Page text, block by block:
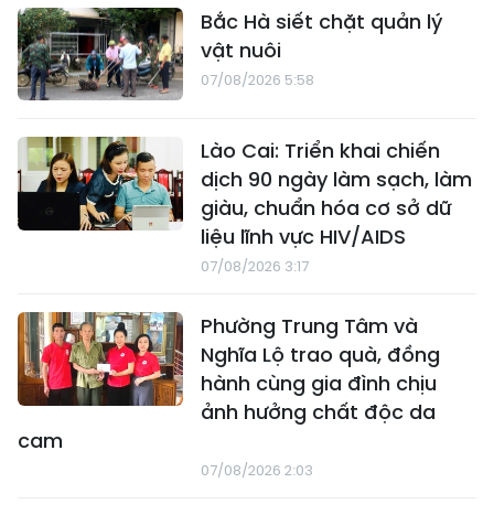
Bắc Hà siết chặt quản lý
vật nuôi
07/08/2026 5:58
Lào Cai: Triển khai chiến
dịch 90 ngày làm sạch, làm
giàu, chuẩn hóa cơ sở dữ
liệu lĩnh vực HIV/AIDS
07/08/2026 3:17
Phường Trung Tâm và
Nghĩa Lộ trao quà, đồng
hành cùng gia đình chịu
ảnh hưởng chất độc da
cam
07/08/2026 2:03